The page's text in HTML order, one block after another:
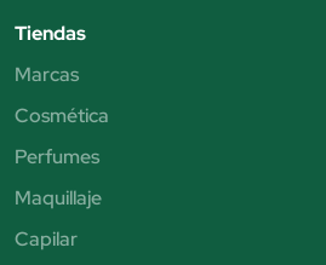
Tiendas
Marcas
Cosmética
Perfumes
Maquillaje
Capilar